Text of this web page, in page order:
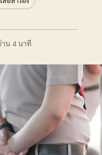
าน 4 นาที